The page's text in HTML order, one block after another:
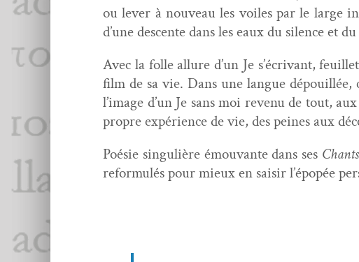
ou lever à nou­veau les voiles par le large
d’une descente dans les eaux du silence et
Avec la folle allure d’un Je s’écrivant,
film de sa vie. Dans une langue
l’image d’un Je sans moi revenu de tout,
pro­pre expéri­ence de vie, des peines aux
Poésie sin­gulière émou­vante dans ses
refor­mulés pour mieux en saisir l’épopée